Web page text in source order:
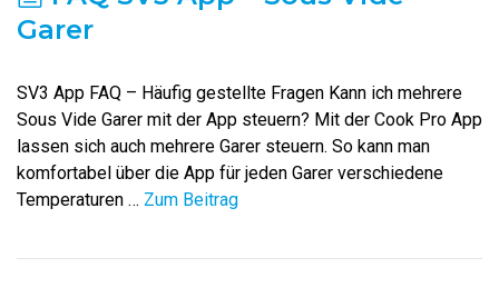
Garer
SV3 App FAQ – Häufig gestellte Fragen Kann ich mehrere
Sous Vide Garer mit der App steuern? Mit der Cook Pro App
lassen sich auch mehrere Garer steuern. So kann man
komfortabel über die App für jeden Garer verschiedene
Temperaturen … Zum Beitrag